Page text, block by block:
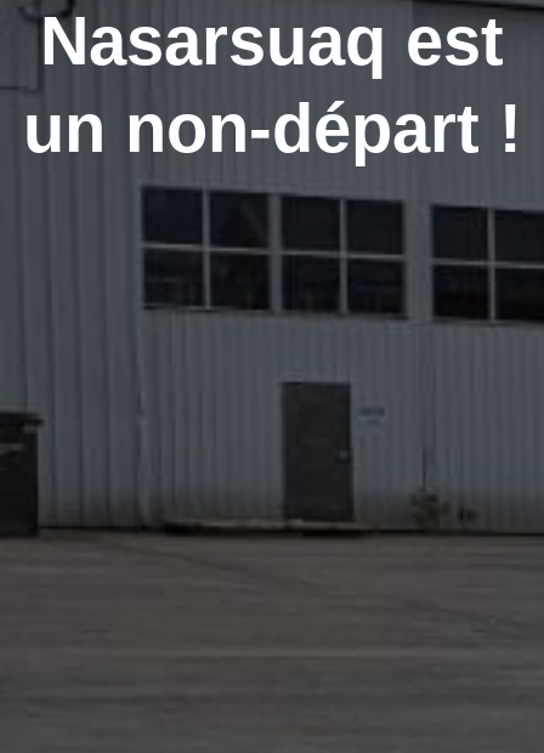
Nasarsuaq est
un non-départ !